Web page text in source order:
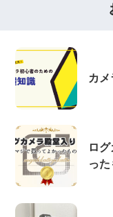
カメ
ロ
っ